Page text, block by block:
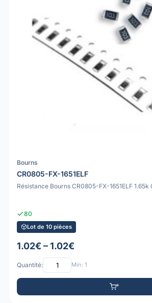
Bourns
CR0805-FX-1651ELF
Résistance Bourns CR0805-FX-1651ELF 1.65k
80
Lot de 10 pièces
1.02€ – 1.02€
Quantité: Min: 1